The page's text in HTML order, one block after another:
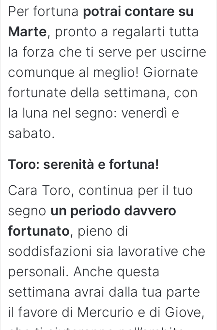
Per fortuna potrai contare su
Marte, pronto a regalarti tutta
la forza che ti serve per uscirne
comunque al meglio! Giornate
fortunate della settimana, con
la luna nel segno: venerdì e
sabato.
Toro: serenità e fortuna!
Cara Toro, continua per il tuo
segno un periodo davvero
fortunato, pieno di
soddisfazioni sia lavorative che
personali. Anche questa
settimana avrai dalla tua parte
il favore di Mercurio e di Giove,